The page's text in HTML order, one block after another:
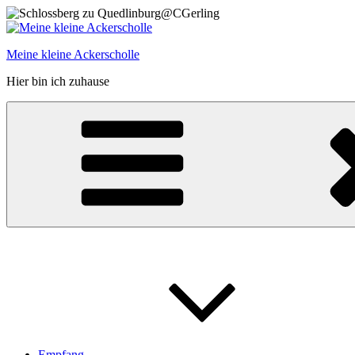
Zum
Inhalt
Meine kleine Ackerscholle
Hier bin ich zuhause